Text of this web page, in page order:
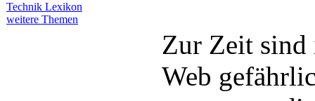
Technik Lexikon
weitere Themen
Zur Zeit
Web